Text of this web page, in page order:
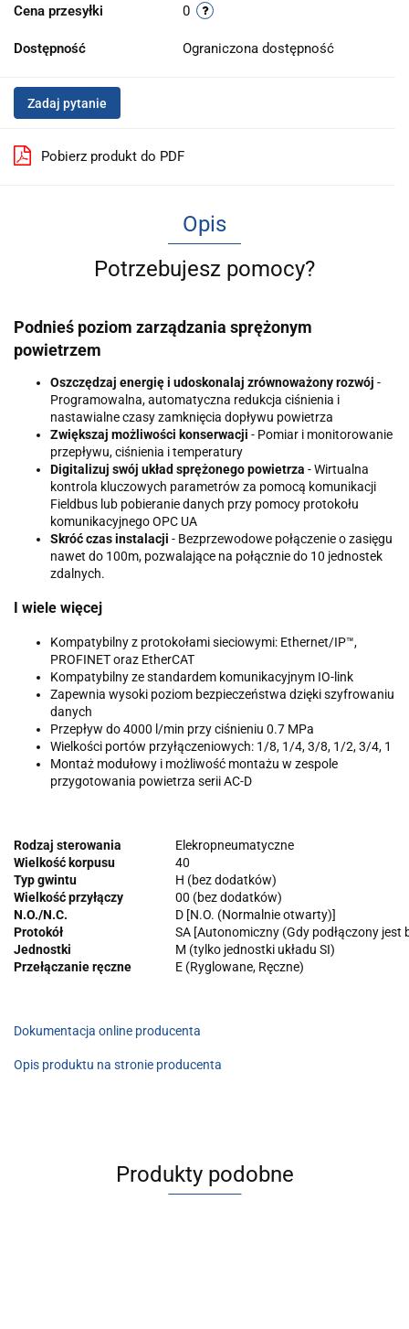
Cena przesyłki 0
Dostępność Ograniczona dostępność
Zadaj pytanie
Pobierz produkt do PDF
Opis
Potrzebujesz pomocy?
Podnieś poziom zarządzania sprężonym
powietrzem
Oszczędzaj energię i udoskonalaj zrównoważony rozwój -
Programowalna, automatyczna redukcja ciśnienia i
nastawialne czasy zamknięcia dopływu powietrza
Zwiększaj możliwości konserwacji - Pomiar i monitorowanie
przepływu, ciśnienia i temperatury
Digitalizuj swój układ sprężonego powietrza - Wirtualna
kontrola kluczowych parametrów za pomocą komunikacji
Fieldbus lub pobieranie danych przy pomocy protokołu
komunikacyjnego OPC UA
Skróć czas instalacji - Bezprzewodowe połączenie o zasięgu
nawet do 100m, pozwalające na połącznie do 10 jednostek
zdalnych.
I wiele więcej
Kompatybilny z protokołami sieciowymi: Ethernet/IP™,
PROFINET oraz EtherCAT
Kompatybilny ze standardem komunikacyjnym IO-link
Zapewnia wysoki poziom bezpieczeństwa dzięki szyfrowaniu
danych
Przepływ do 4000 l/min przy ciśnieniu 0.7 MPa
Wielkości portów przyłączeniowych: 1/8, 1/4, 3/8, 1/2, 3/4, 1
Montaż modułowy i możliwość montażu w zespole
przygotowania powietrza serii AC-D
Rodzaj sterowania
Elekropneumatyczne
Wielkość korpusu
40
Typ gwintu
H (bez dodatków)
Wielkość przyłączy
00 (bez dodatków)
N.O./N.C.
D [N.O. (Normalnie otwarty)]
Protokół
SA [Autonomiczny (Gdy podłączony
Jednostki
M (tylko jednostki układu SI)
Przełączanie ręczne
E (Ryglowane, Ręczne)
Dokumentacja online producenta
Opis produktu na stronie producenta
Produkty podobne